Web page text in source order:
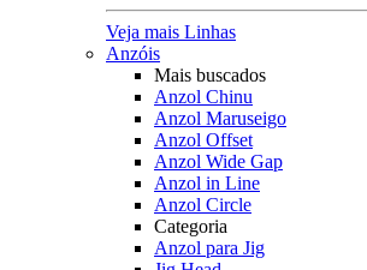
Veja mais Linhas
Anzóis
Mais buscados
Anzol Chinu
Anzol Maruseigo
Anzol Offset
Anzol Wide Gap
Anzol in Line
Anzol Circle
Categoria
Anzol para Jig